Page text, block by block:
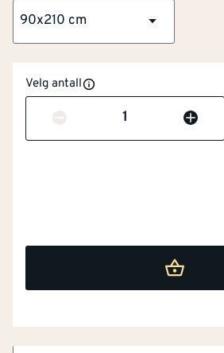
90x210 cm
Velg antall
Antall
Stabil laminert omramming
Miljøvennlig vannbasert